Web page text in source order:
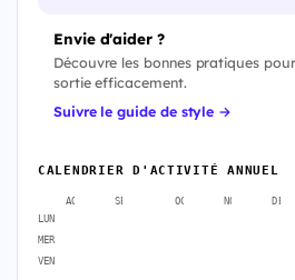
Envie d'aider ?
Découvre les bonnes pratiques
sortie efficacement.
Suivre le guide de style →
CALENDRIER D'ACTIVITÉ ANNUEL
AOÛT SEPT. OCT. NOV. DÉC.
LUN
MER
VEN